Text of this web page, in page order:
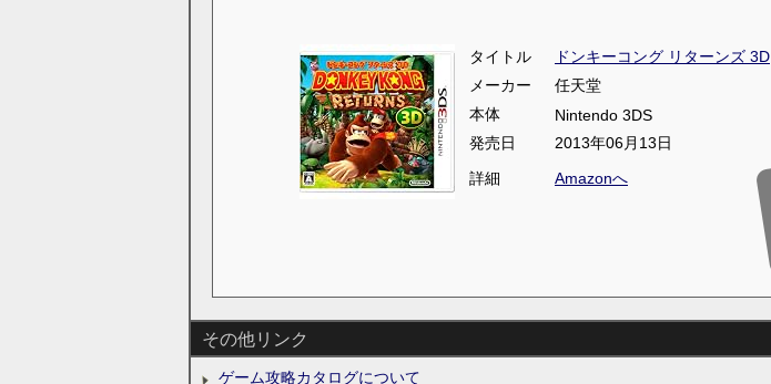
タイトル
ドンキーコング リターンズ 3D
メーカー
任天堂
本体
Nintendo 3DS
発売日
2013年06月13日
詳細
Amazonへ
その他リンク
ゲーム攻略カタログについて